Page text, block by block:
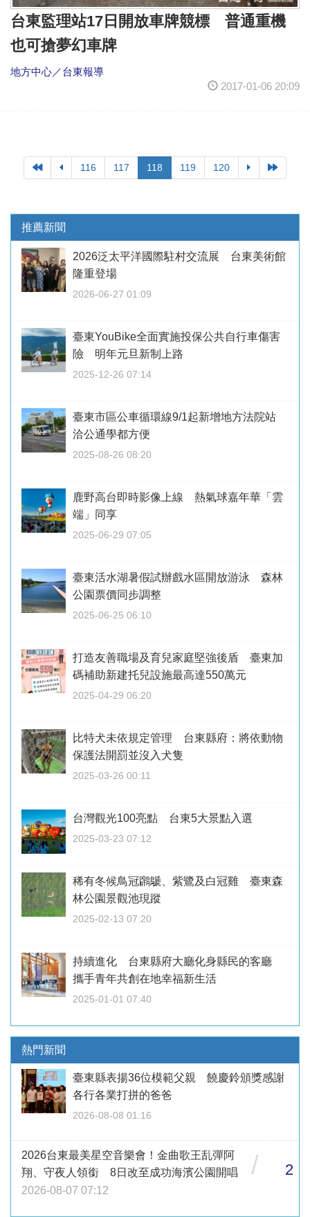
台東監理站17日開放車牌競標 普通重機
也可搶夢幻車牌
地方中心／台東報導
2017-01-06 20:09
116 117 118 119 120
推薦新聞
2026泛太平洋國際駐村交流展 台東美術館
隆重登場
2026-06-27 01:09
臺東YouBike全面實施投保公共自行車傷害
險 明年元旦新制上路
2025-12-26 07:14
臺東市區公車循環線9/1起新增地方法院站
洽公通學都方便
2025-08-26 08:20
鹿野高台即時影像上線 熱氣球嘉年華「雲
端」同享
2025-06-29 07:05
臺東活水湖暑假試辦戲水區開放游泳 森林
公園票價同步調整
2025-06-25 06:10
打造友善職場及育兒家庭堅強後盾 臺東加
碼補助新建托兒設施最高達550萬元
2025-04-29 06:20
比特犬未依規定管理 台東縣府：將依動物
保護法開罰並沒入犬隻
2025-03-26 00:11
台灣觀光100亮點 台東5大景點入選
2025-03-23 07:12
稀有冬候鳥冠鸊鷈、紫鷺及白冠雞 臺東森
林公園景觀池現蹤
2025-02-13 07:20
持續進化 台東縣府大廳化身縣民的客廳
攜手青年共創在地幸福新生活
2025-01-01 07:40
熱門新聞
臺東縣表揚36位模範父親 饒慶鈴頒獎感謝
各行各業打拼的爸爸
2026-08-08 01:16
2026台東最美星空音樂會！金曲歌王乱彈阿
翔、守夜人領銜 8日改至成功海濱公園開唱
2026-08-07 07:12
/ 2